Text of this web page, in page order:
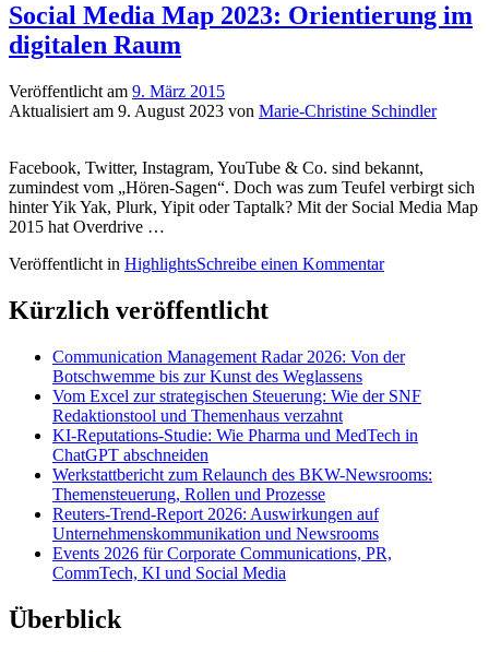
Social Media Map 2023: Orientierung im
digitalen Raum
Veröffentlicht am 9. März 2015
Aktualisiert am 9. August 2023 von Marie-Christine Schindler
Facebook, Twitter, Instagram, YouTube & Co. sind bekannt,
zumindest vom „Hören-Sagen“. Doch was zum Teufel verbirgt sich
hinter Yik Yak, Plurk, Yipit oder Taptalk? Mit der Social Media Map
2015 hat Overdrive …
Veröffentlicht in HighlightsSchreibe einen Kommentar
Kürzlich veröffentlicht
Communication Management Radar 2026: Von der
Botschwemme bis zur Kunst des Weglassens
Vom Excel zur strategischen Steuerung: Wie der SNF
Redaktionstool und Themenhaus verzahnt
KI-Reputations-Studie: Wie Pharma und MedTech in
ChatGPT abschneiden
Werkstattbericht zum Relaunch des BKW-Newsrooms:
Themensteuerung, Rollen und Prozesse
Reuters-Trend-Report 2026: Auswirkungen auf
Unternehmenskommunikation und Newsrooms
Events 2026 für Corporate Communications, PR,
CommTech, KI und Social Media
Überblick